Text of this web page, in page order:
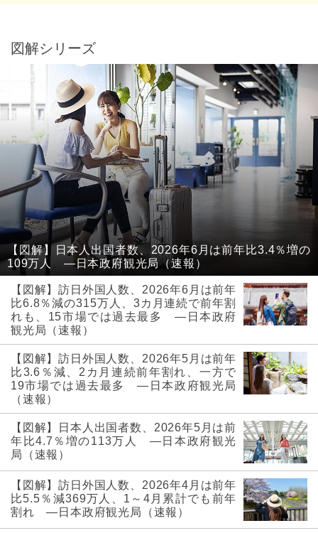
図解シリーズ
【図解】日本人出国者数、2026年6月は前年比3.4％増の
109万人 ―日本政府観光局（速報）
【図解】訪日外国人数、2026年6月は前年
比6.8％減の315万人、3カ月連続で前年割
れも、15市場では過去最多 ―日本政府
観光局（速報）
【図解】訪日外国人数、2026年5月は前年
比3.6％減、2カ月連続前年割れ、一方で
19市場では過去最多 ―日本政府観光局
（速報）
【図解】日本人出国者数、2026年5月は前
年比4.7％増の113万人 ―日本政府観光
局（速報）
【図解】訪日外国人数、2026年4月は前年
比5.5％減369万人、1～4月累計でも前年
割れ ―日本政府観光局（速報）